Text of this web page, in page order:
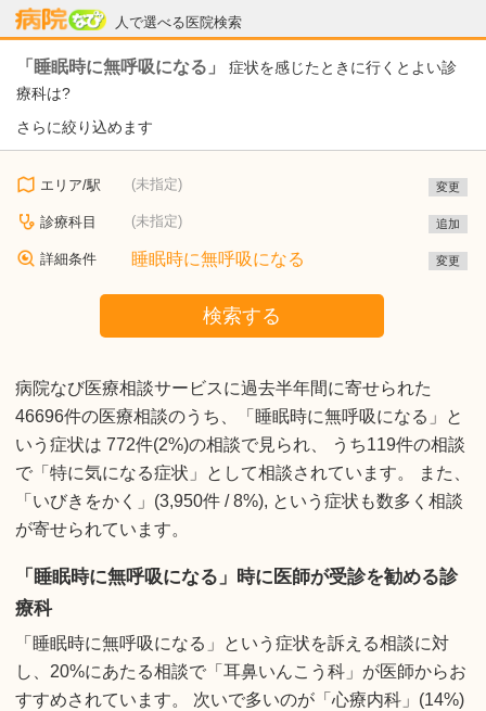
人で選べる医院検索
病院なび
「睡眠時に無呼吸になる」
症状を感じたときに行くとよい診
療科は?
さらに絞り込めます
エリア/駅 (未指定) 変更
診療科目 (未指定) 追加
詳細条件 睡眠時に無呼吸になる 変更
検索する
病院なび医療相談サービスに過去半年間に寄せられた
46696件の医療相談のうち、「睡眠時に無呼吸になる」と
いう症状は 772件(2%)の相談で見られ、 うち119件の相談
で「特に気になる症状」として相談されています。 また、
「いびきをかく」(3,950件 / 8%), という症状も数多く相談
が寄せられています。
「睡眠時に無呼吸になる」時に医師が受診を勧める診
療科
「睡眠時に無呼吸になる」という症状を訴える相談に対
し、20%にあたる相談で「耳鼻いんこう科」が医師からお
すすめされています。 次いで多いのが「心療内科」(14%)